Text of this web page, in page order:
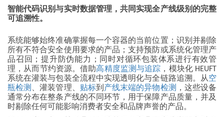
智能代码识别与实时数据管理，共同实现全产线级别的完整
可追溯性。
系统能够始终准确掌握每一个容器的当前位置；识别并剔除
所有不符合安全使用要求的产品；支持预防或系统化管理产
品召回；提升防伪能力；同时对循环包装体系进行有效管
理，从而节约资源。借助高精度监测与追踪 ，模块化 HEUFT
系统在灌装与包装全流程中实现透明化与全链路追溯。从空
瓶检测 、灌装管理、 贴标到产线末端的异物检测 ，这些设备
通常分布在整条产线的不同环节，用于保障产品质量，并及
时剔除任何可能影响消费者安全和品牌声誉的产品。